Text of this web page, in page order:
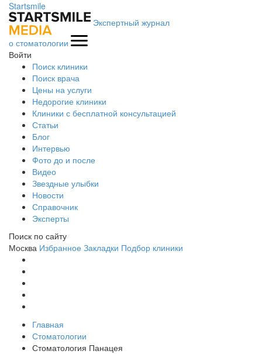
Startsmile
Экспертный журнал
о стоматологии
Войти
Поиск клиники
Поиск врача
Цены на услуги
Недорогие клиники
Клиники с бесплатной консультацией
Статьи
Блог
Интервью
Фото до и после
Видео
Звездные улыбки
Новости
Справочник
Эксперты
Поиск по сайту
Москва Избранное Закладки Подбор клиники
Главная
Стоматологии
Стоматология Панацея